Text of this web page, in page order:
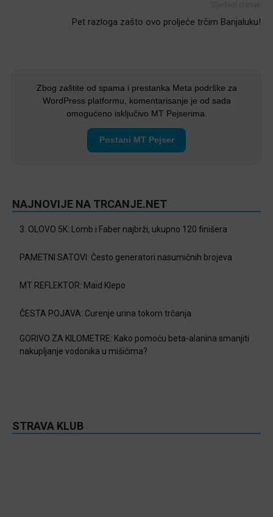
Pet razloga zašto ovo proljeće trčim Banjaluku!
Zbog zaštite od spama i prestanka Meta podrške za
WordPress platformu, komentarisanje je od sada
omogućeno isključivo MT Pejserima.
Postani MT Pejser
NAJNOVIJE NA TRCANJE.NET
3. OLOVO 5K: Lomb i Faber najbrži, ukupno 120 finišera
PAMETNI SATOVI: Često generatori nasumičnih brojeva
MT REFLEKTOR: Maid Klepo
ČESTA POJAVA: Curenje urina tokom trčanja
GORIVO ZA KILOMETRE: Kako pomoću beta-alanina smanjiti
nakupljanje vodonika u mišićima?
STRAVA KLUB